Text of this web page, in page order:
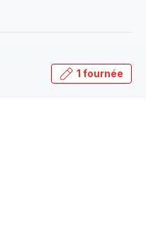
1 fournée